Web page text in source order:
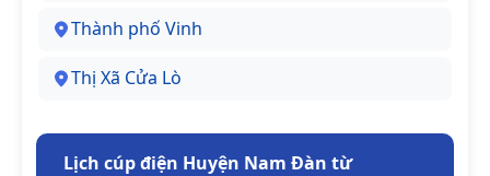
Thành phố Vinh
Thị Xã Cửa Lò
Lịch cúp điện Huyện Nam Đàn từ